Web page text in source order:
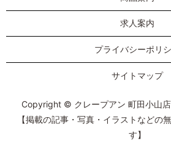
求人案内
プライバシーポリ
サイトマップ
Copyright © クレープアン 町田小山
【掲載の記事・写真・イラストなどの
す】